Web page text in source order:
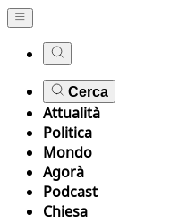
Cerca
Attualità
Politica
Mondo
Agorà
Podcast
Chiesa